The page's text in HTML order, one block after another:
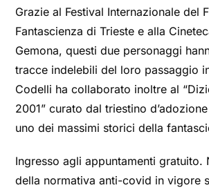
Grazie al Festival Internazionale del
Fantascienza di Trieste e alla
Gemona, questi due personaggi
tracce indelebili del loro passaggio
Codelli ha collaborato inoltre al
2001” curato dal triestino
uno dei massimi storici della
Ingresso agli appuntamenti gratuito.
della normativa anti-covid in vigore